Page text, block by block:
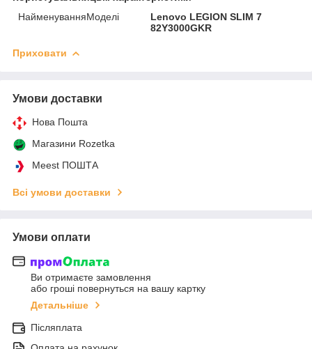
НайменуванняМоделі
Lenovo LEGION SLIM 7
82Y3000GKR
Приховати
Умови доставки
Нова Пошта
Магазини Rozetka
Meest ПОШТА
Всі умови доставки
Умови оплати
Ви отримаєте замовлення
або гроші повернуться на вашу картку
Детальніше
Післяплата